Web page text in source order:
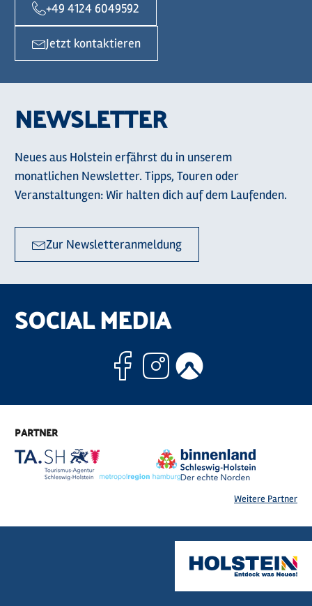
+49 4124 6049592
Jetzt kontaktieren
NEWSLETTER
Neues aus Holstein erfährst du in unserem
monatlichen Newsletter. Tipps, Touren oder
Veranstaltungen: Wir halten dich auf dem Laufenden.
Zur Newsletteranmeldung
SOCIAL MEDIA
Facebook
Instagram
PARTNER
Weitere Partner